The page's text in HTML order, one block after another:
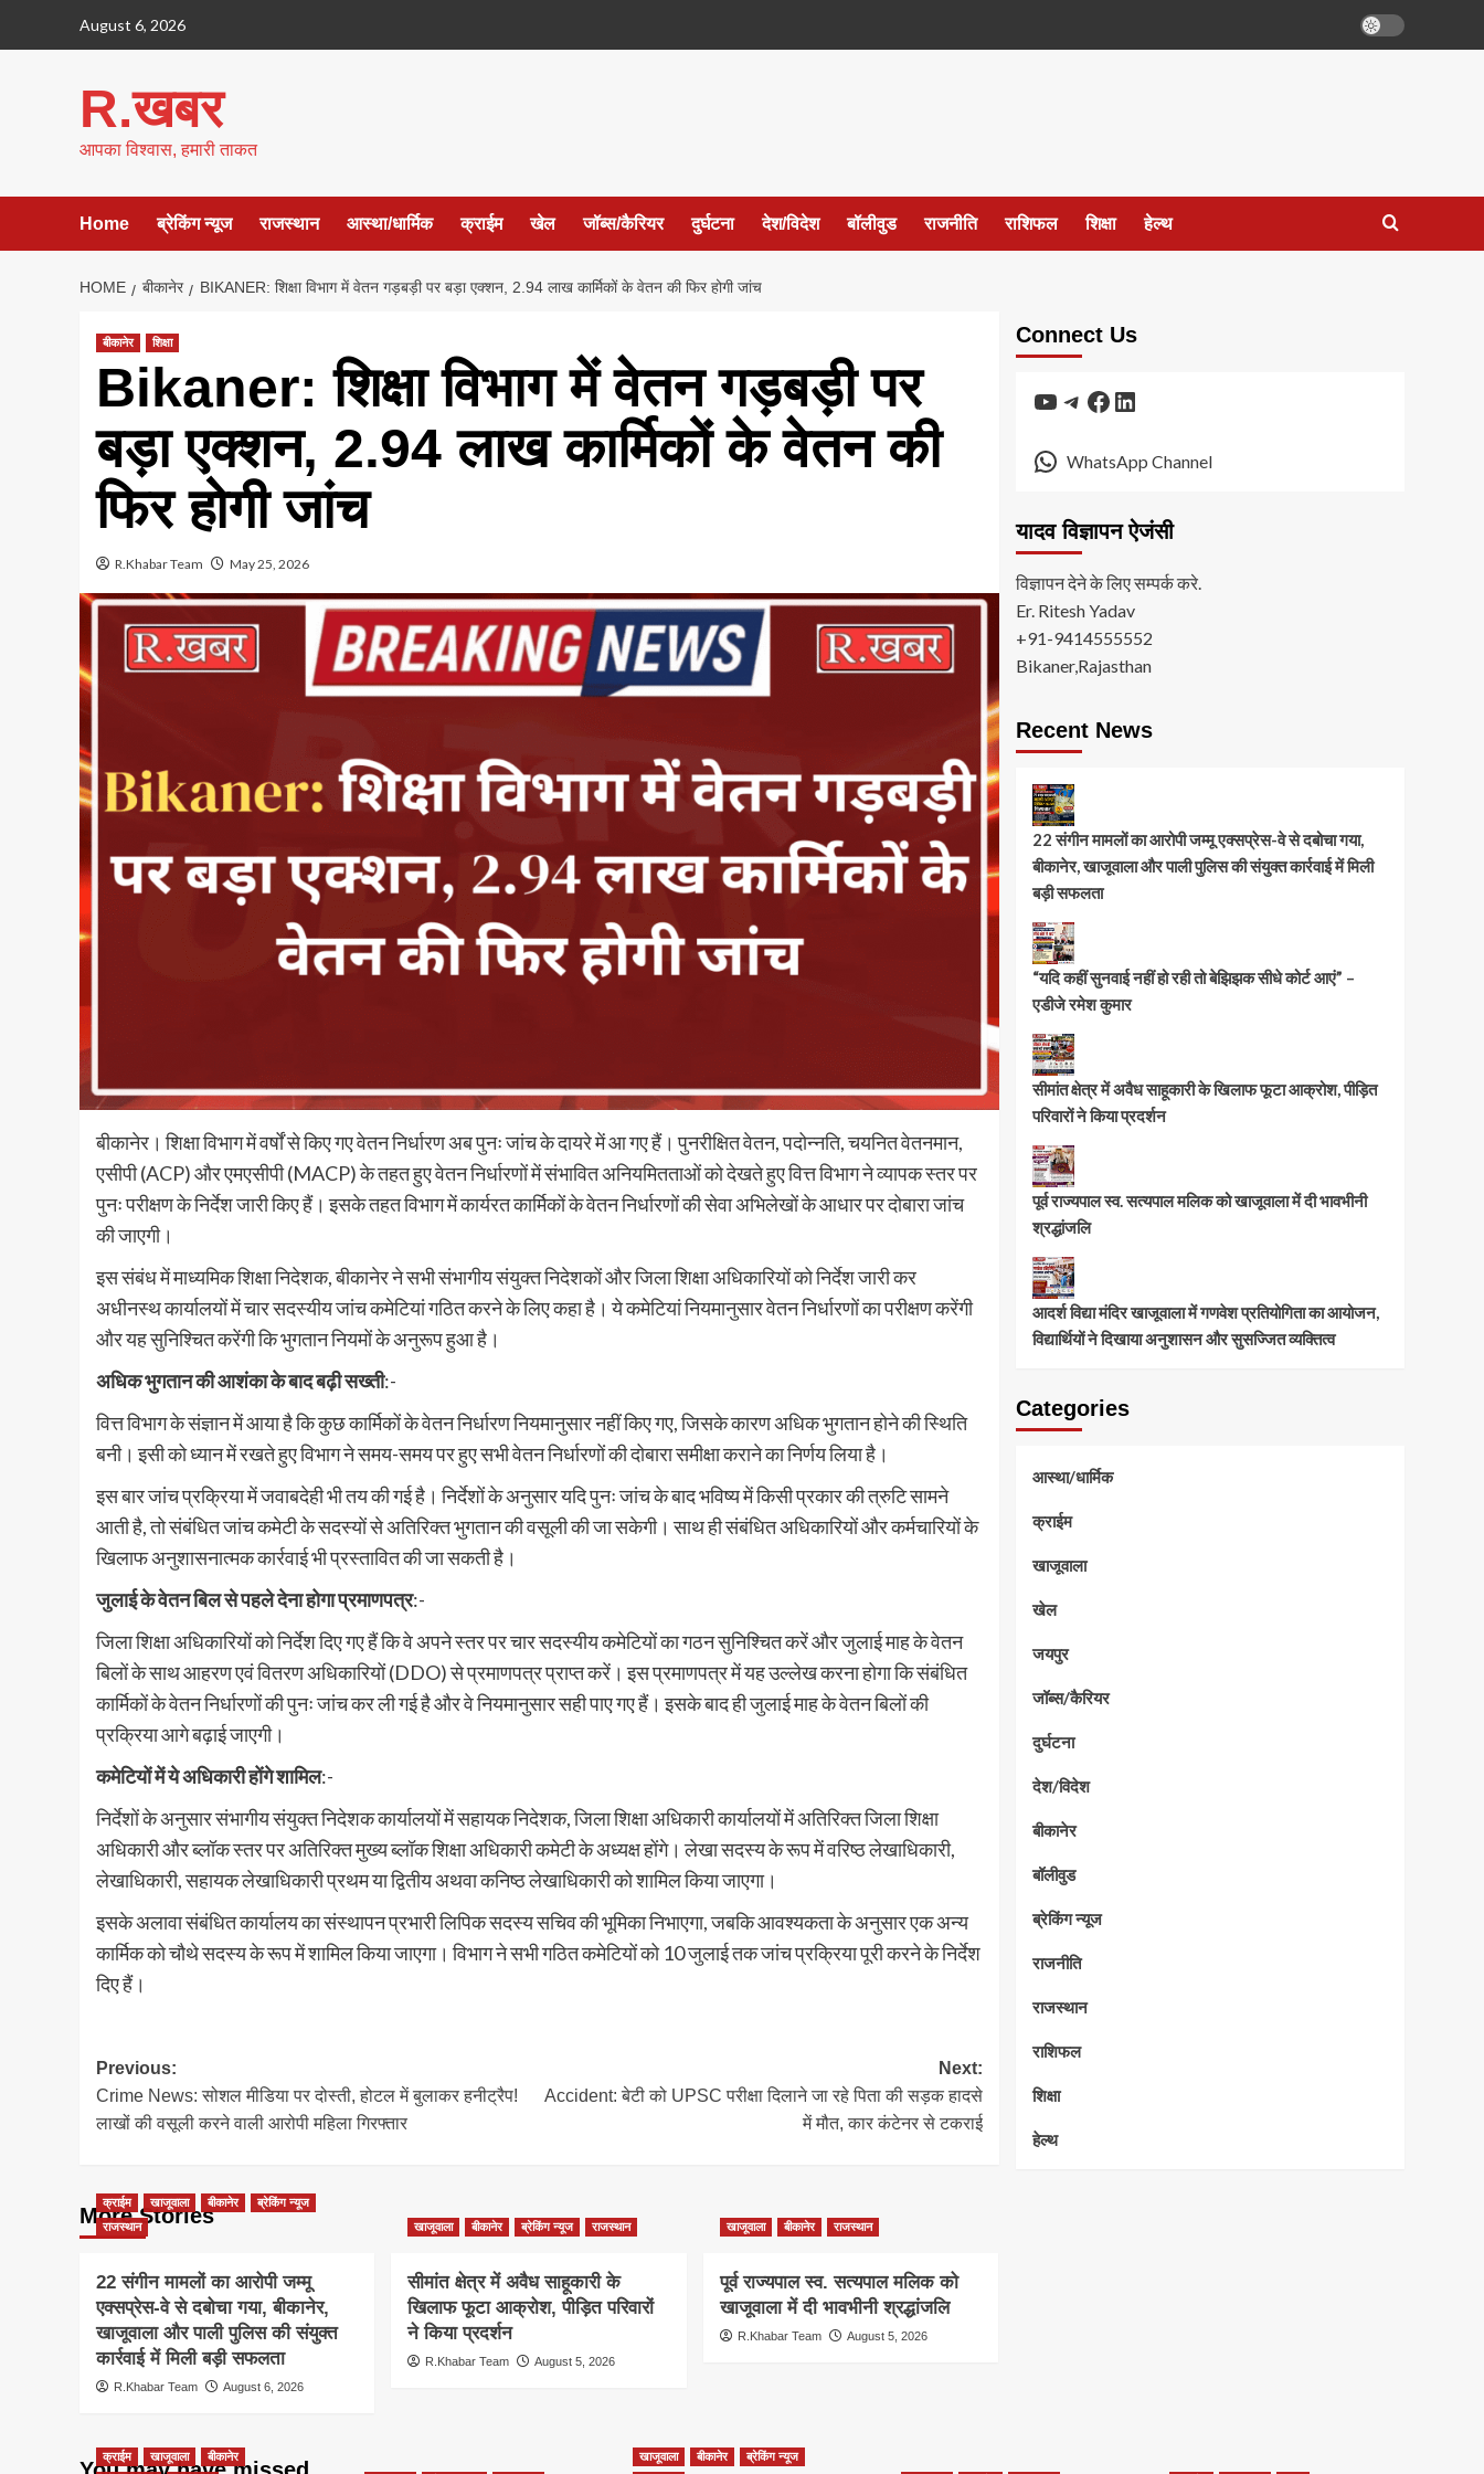
August 6, 2026
R.खबर
आपका विश्वास, हमारी ताकत
Home ब्रेकिंग न्यूज राजस्थान आस्था/धार्मिक क्राईम खेल जॉब्स/कैरियर दुर्घटना देश/विदेश बॉलीवुड राजनीति राशिफल शिक्षा हेल्थ
HOME बीकानेर BIKANER: शिक्षा विभाग में वेतन गड़बड़ी पर बड़ा एक्शन, 2.94 लाख कार्मिकों के वेतन की फिर होगी जांच
बीकानेर शिक्षा
Bikaner: शिक्षा विभाग में वेतन गड़बड़ी पर
बड़ा एक्शन, 2.94 लाख कार्मिकों के वेतन की
फिर होगी जांच
R.Khabar Team May 25, 2026
बीकानेर। शिक्षा विभाग में वर्षों से किए गए वेतन निर्धारण अब पुनः जांच के दायरे में आ गए हैं। पुनरीक्षित वेतन, पदोन्नति, चयनित वेतनमान,
एसीपी (ACP) और एमएसीपी (MACP) के तहत हुए वेतन निर्धारणों में संभावित अनियमितताओं को देखते हुए वित्त विभाग ने व्यापक स्तर पर
पुनः परीक्षण के निर्देश जारी किए हैं। इसके तहत विभाग में कार्यरत कार्मिकों के वेतन निर्धारणों की सेवा अभिलेखों के आधार पर दोबारा जांच
की जाएगी।
इस संबंध में माध्यमिक शिक्षा निदेशक, बीकानेर ने सभी संभागीय संयुक्त निदेशकों और जिला शिक्षा अधिकारियों को निर्देश जारी कर
अधीनस्थ कार्यालयों में चार सदस्यीय जांच कमेटियां गठित करने के लिए कहा है। ये कमेटियां नियमानुसार वेतन निर्धारणों का परीक्षण करेंगी
और यह सुनिश्चित करेंगी कि भुगतान नियमों के अनुरूप हुआ है।
अधिक भुगतान की आशंका के बाद बढ़ी सख्ती:-
वित्त विभाग के संज्ञान में आया है कि कुछ कार्मिकों के वेतन निर्धारण नियमानुसार नहीं किए गए, जिसके कारण अधिक भुगतान होने की स्थिति
बनी। इसी को ध्यान में रखते हुए विभाग ने समय-समय पर हुए सभी वेतन निर्धारणों की दोबारा समीक्षा कराने का निर्णय लिया है।
इस बार जांच प्रक्रिया में जवाबदेही भी तय की गई है। निर्देशों के अनुसार यदि पुनः जांच के बाद भविष्य में किसी प्रकार की त्रुटि सामने
आती है, तो संबंधित जांच कमेटी के सदस्यों से अतिरिक्त भुगतान की वसूली की जा सकेगी। साथ ही संबंधित अधिकारियों और कर्मचारियों के
खिलाफ अनुशासनात्मक कार्रवाई भी प्रस्तावित की जा सकती है।
जुलाई के वेतन बिल से पहले देना होगा प्रमाणपत्र:-
जिला शिक्षा अधिकारियों को निर्देश दिए गए हैं कि वे अपने स्तर पर चार सदस्यीय कमेटियों का गठन सुनिश्चित करें और जुलाई माह के वेतन
बिलों के साथ आहरण एवं वितरण अधिकारियों (DDO) से प्रमाणपत्र प्राप्त करें। इस प्रमाणपत्र में यह उल्लेख करना होगा कि संबंधित
कार्मिकों के वेतन निर्धारणों की पुनः जांच कर ली गई है और वे नियमानुसार सही पाए गए हैं। इसके बाद ही जुलाई माह के वेतन बिलों की
प्रक्रिया आगे बढ़ाई जाएगी।
कमेटियों में ये अधिकारी होंगे शामिल:-
निर्देशों के अनुसार संभागीय संयुक्त निदेशक कार्यालयों में सहायक निदेशक, जिला शिक्षा अधिकारी कार्यालयों में अतिरिक्त जिला शिक्षा
अधिकारी और ब्लॉक स्तर पर अतिरिक्त मुख्य ब्लॉक शिक्षा अधिकारी कमेटी के अध्यक्ष होंगे। लेखा सदस्य के रूप में वरिष्ठ लेखाधिकारी,
लेखाधिकारी, सहायक लेखाधिकारी प्रथम या द्वितीय अथवा कनिष्ठ लेखाधिकारी को शामिल किया जाएगा।
इसके अलावा संबंधित कार्यालय का संस्थापन प्रभारी लिपिक सदस्य सचिव की भूमिका निभाएगा, जबकि आवश्यकता के अनुसार एक अन्य
कार्मिक को चौथे सदस्य के रूप में शामिल किया जाएगा। विभाग ने सभी गठित कमेटियों को 10 जुलाई तक जांच प्रक्रिया पूरी करने के निर्देश
दिए हैं।
Post
navigation
Previous:
Crime News: सोशल मीडिया पर दोस्ती, होटल में बुलाकर हनीट्रैप!
लाखों की वसूली करने वाली आरोपी महिला गिरफ्तार
Next:
Accident: बेटी को UPSC परीक्षा दिलाने जा रहे पिता की सड़क हादसे
में मौत, कार कंटेनर से टकराई
More Stories
क्राईम खाजूवाला बीकानेर
ब्रेकिंग न्यूज
राजस्थान
22 संगीन मामलों का आरोपी जम्मू
एक्सप्रेस-वे से दबोचा गया, बीकानेर,
खाजूवाला और पाली पुलिस की संयुक्त
कार्रवाई में मिली बड़ी सफलता
R.Khabar Team August 6, 2026
खाजूवाला बीकानेर ब्रेकिंग न्यूज राजस्थान
सीमांत क्षेत्र में अवैध साहूकारी के
खिलाफ फूटा आक्रोश, पीड़ित परिवारों
ने किया प्रदर्शन
R.Khabar Team August 5, 2026
खाजूवाला बीकानेर राजस्थान
पूर्व राज्यपाल स्व. सत्यपाल मलिक को
खाजूवाला में दी भावभीनी श्रद्धांजलि
R.Khabar Team August 5, 2026
Connect Us
YouTube
Telegram
Facebook
LinkedIn
WhatsApp Channel
यादव विज्ञापन ऐजंसी
विज्ञापन देने के लिए सम्पर्क करे.
Er. Ritesh Yadav
+91-9414555552
Bikaner,Rajasthan
Recent News
22 संगीन मामलों का आरोपी जम्मू एक्सप्रेस-वे से दबोचा गया,
बीकानेर, खाजूवाला और पाली पुलिस की संयुक्त कार्रवाई में मिली
बड़ी सफलता
“यदि कहीं सुनवाई नहीं हो रही तो बेझिझक सीधे कोर्ट आएं” –
एडीजे रमेश कुमार
सीमांत क्षेत्र में अवैध साहूकारी के खिलाफ फूटा आक्रोश, पीड़ित
परिवारों ने किया प्रदर्शन
पूर्व राज्यपाल स्व. सत्यपाल मलिक को खाजूवाला में दी भावभीनी
श्रद्धांजलि
आदर्श विद्या मंदिर खाजूवाला में गणवेश प्रतियोगिता का आयोजन,
विद्यार्थियों ने दिखाया अनुशासन और सुसज्जित व्यक्तित्व
Categories
आस्था/धार्मिक
क्राईम
खाजूवाला
खेल
जयपुर
जॉब्स/कैरियर
दुर्घटना
देश/विदेश
बीकानेर
बॉलीवुड
ब्रेकिंग न्यूज
राजनीति
राजस्थान
राशिफल
शिक्षा
हेल्थ
क्राईम खाजूवाला बीकानेर खाजूवाला बीकानेर ब्रेकिंग न्यूज